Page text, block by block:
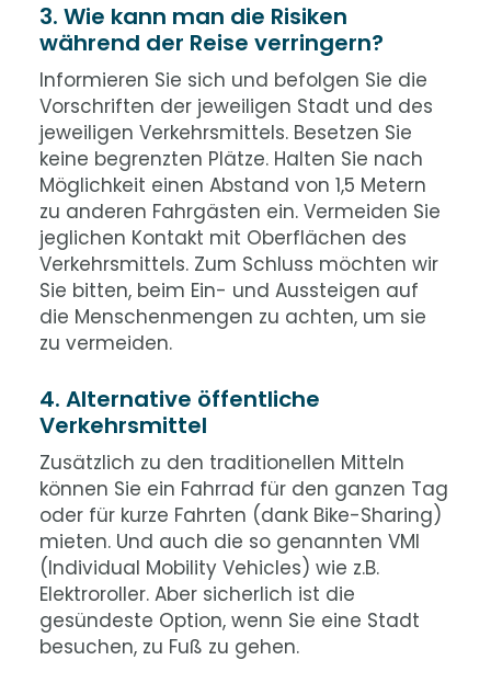
3. Wie kann man die Risiken
während der Reise verringern?
Informieren Sie sich und befolgen Sie die
Vorschriften der jeweiligen Stadt und des
jeweiligen Verkehrsmittels. Besetzen Sie
keine begrenzten Plätze. Halten Sie nach
Möglichkeit einen Abstand von 1,5 Metern
zu anderen Fahrgästen ein. Vermeiden Sie
jeglichen Kontakt mit Oberflächen des
Verkehrsmittels. Zum Schluss möchten wir
Sie bitten, beim Ein- und Aussteigen auf
die Menschenmengen zu achten, um sie
zu vermeiden.
4. Alternative öffentliche
Verkehrsmittel
Zusätzlich zu den traditionellen Mitteln
können Sie ein Fahrrad für den ganzen Tag
oder für kurze Fahrten (dank Bike-Sharing)
mieten. Und auch die so genannten VMI
(Individual Mobility Vehicles) wie z.B.
Elektroroller. Aber sicherlich ist die
gesündeste Option, wenn Sie eine Stadt
besuchen, zu Fuß zu gehen.